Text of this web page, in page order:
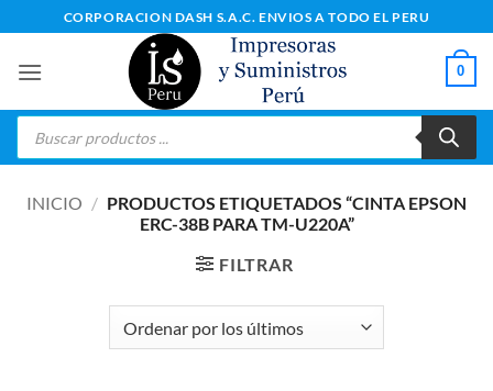
al
contenido
CORPORACION DASH S.A.C. ENVIOS A TODO EL PERU
0
Búsqueda
INICIO / PRODUCTOS ETIQUETADOS “CINTA EPSON
ERC-38B PARA TM-U220A”
FILTRAR